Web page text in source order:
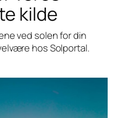
kilde
ved solen for din
hos Solportal.